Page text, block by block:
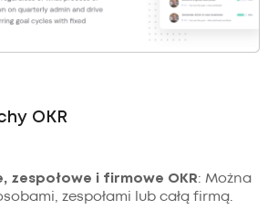
OKR
zespołowe i firmowe OKR: Można
zespołami lub całą firmą.